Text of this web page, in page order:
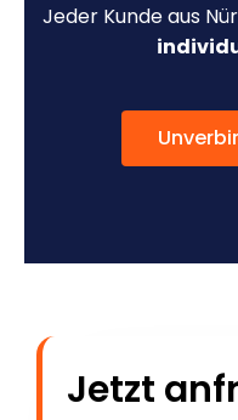
Jeder Kunde aus
Jetzt